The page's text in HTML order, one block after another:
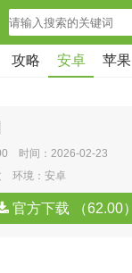
攻略 安卓 苹果
时间：2026-02-23
环境：安卓
官方下载 （62.00）